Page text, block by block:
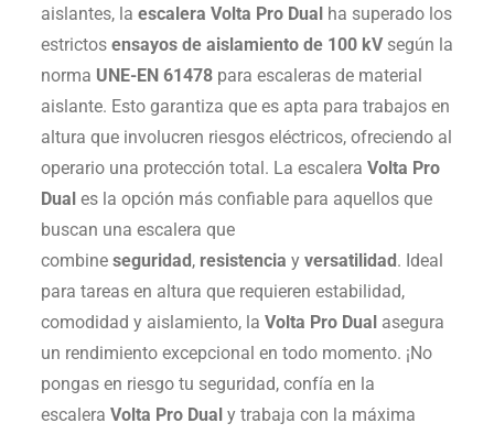
aislantes, la escalera Volta Pro Dual ha superado los
estrictos ensayos de aislamiento de 100 kVsegún la
norma UNE-EN 61478para escaleras de material
aislante. Esto garantiza que es apta para trabajos en
altura que involucren riesgos eléctricos, ofreciendo al
operario una protección total. La escalera Volta Pro
Dual es la opción más confiable para aquellos que
buscan una escalera que
combine seguridad , resistencia y versatilidad . Ideal
para tareas en altura que requieren estabilidad,
comodidad y aislamiento, la Volta Pro Dual asegura
un rendimiento excepcional en todo momento. ¡No
pongas en riesgo tu seguridad, confía en la
escalera Volta Pro Dual y trabaja con la máxima